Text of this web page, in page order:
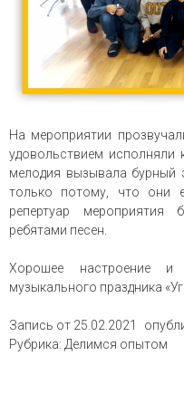
На мероприятии
удовольствием исполняли
мелодия вызывала бурный
только потому, что они
репертуар
ребятами песен.
Хорошее настроение
музыкального праздника
Запись от 25.02.2021
Рубрика: Делимся опытом